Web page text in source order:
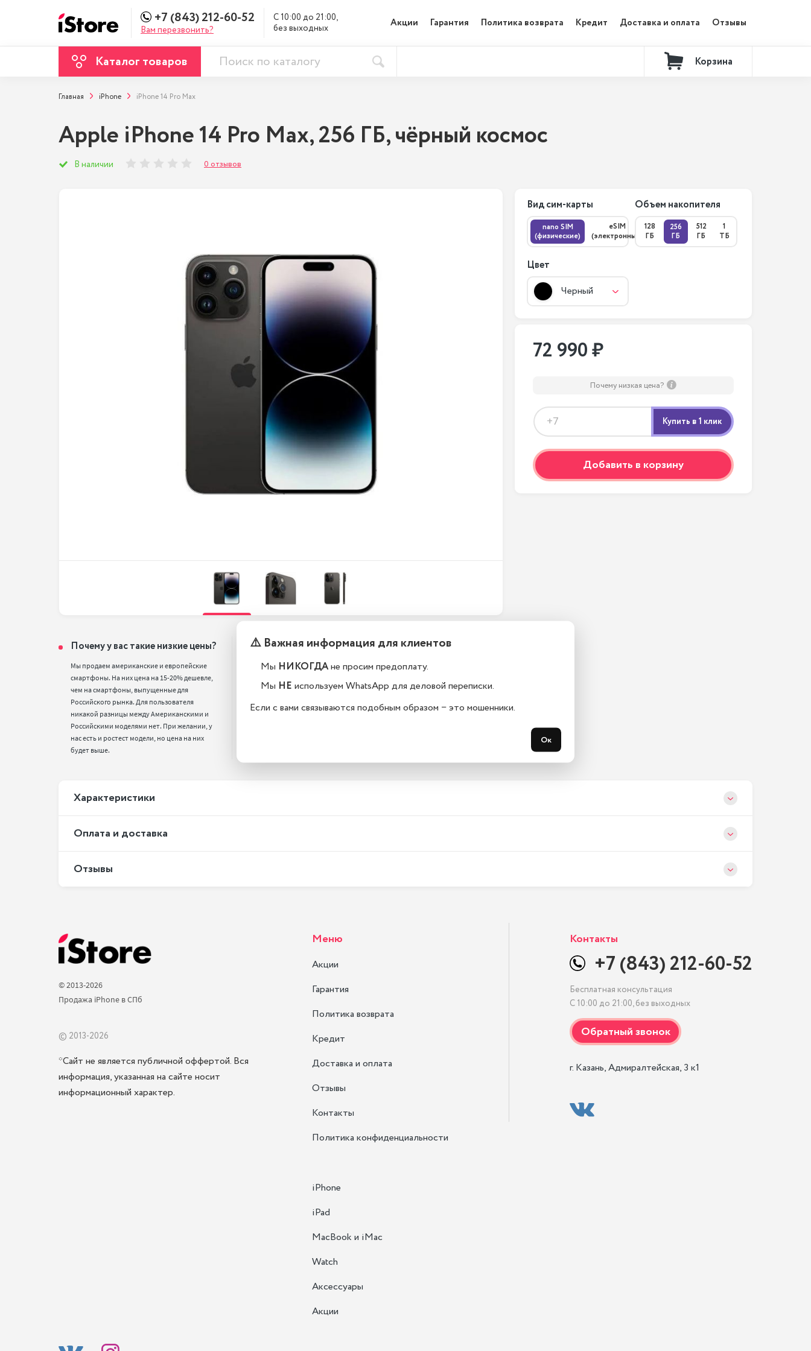
+7 (843) 212-60-52
Вам перезвонить?
С 10:00 до 21:00,
без выходных
Акции Гарантия Политика возврата Кредит Доставка и оплата Отзывы
Контакты
Каталог товаров Корзина
Главная iPhone iPhone 14 Pro Max
Apple iPhone 14 Pro Max, 256 ГБ, чёрный космос
В наличии 0 отзывов
Вид сим-карты
nano SIM
(физические)
eSIM
(электронные)
Объем накопителя
128
ГБ
256
ГБ
512
ГБ
1
ТБ
Цвет
Черный
72 990 ₽
Почему низкая цена?
Добавить в корзину
Почему у вас такие низкие цены?
Мы продаем американские и европейские
смартфоны. На них цена на 15-20% дешевле,
чем на смартфоны, выпущенные для
Российского рынка. Для пользователя
никакой разницы между Американскими и
Российскими моделями нет. При желании, у
нас есть и ростест модели, но цена на них
будет выше.
Телефоны новые или
восстановленные?
Все телефоны в kazan.istoreapple.ru
полностью оригинальные, с полной
стандартной комплектацией.
Какой срок гарантии?
На всю технику, представленную у нас на
дней. Обмен и возврат возможен в течени
Xарактеристики
Оплата и доставка
Отзывы
© 2013-2026
Продажа iPhone в СПб
© 2013-2026
*Сайт не является публичной оффертой. Вся
информация, указанная на сайте носит
информационный характер.
Меню
Акции
Гарантия
Политика возврата
Кредит
Доставка и оплата
Отзывы
Контакты
Политика конфиденциальности
iPhone
iPad
MacBook и iMac
Watch
Аксессуары
Акции
Контакты
+7 (843) 212-60-52
Бесплатная консультация
С 10:00 до 21:00, без выходных
г. Казань, Адмиралтейская, 3 к1
⚠️ Важная информация для клиентов
Мы НИКОГДАне просим предоплату.
Мы НЕ используем WhatsApp для деловой переписки.
Если с вами связываются подобным образом − это мошенники.
Ок